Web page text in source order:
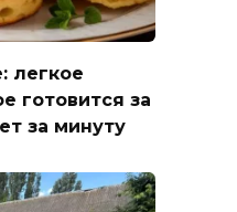
легкое
готовится за
за минуту